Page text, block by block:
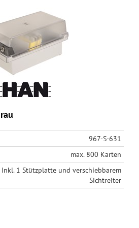
967-S-631
max. 800 Karten
Inkl. 1 Stützplatte und verschiebbarem
Sichtreiter